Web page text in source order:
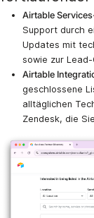
Airtable
Support durch
Updates mit
sowie zur Lead-
Airtable
geschlossene
alltäglichen
Zendesk, die